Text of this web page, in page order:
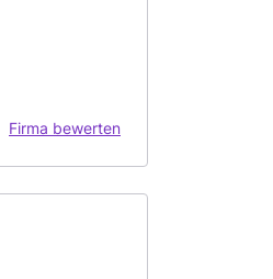
Firma bewerten